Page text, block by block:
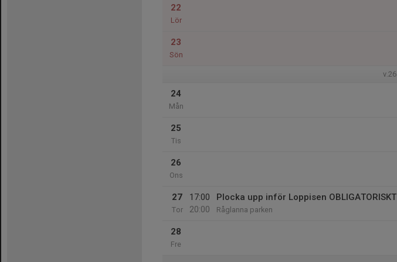
22
Lör
23
Sön
v.26
24
Mån
25
Tis
26
Ons
27
Tor
17:00
20:00
Plocka upp inför Loppisen OBLIGATORISKT
Råglanna parken
28
Fre